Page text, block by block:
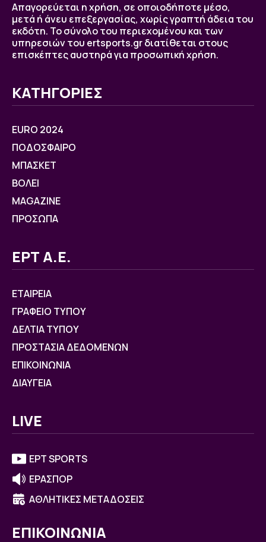
Απαγορεύεται η χρήση, σε οποιοδήποτε μέσο,
μετά ή άνευ επεξεργασίας, χωρίς γραπτή άδεια του
εκδότη. Το σύνολο του περιεχομένου και των
υπηρεσιών του ertsports.gr διατίθεται στους
επισκέπτες αυστηρά για προσωπική χρήση.
ΚΑΤΗΓΟΡΙΕΣ
EURO 2024
ΠΟΔΟΣΦΑΙΡΟ
ΜΠΑΣΚΕΤ
ΒOΛΕΙ
MAGAZINE
ΠΡΟΣΩΠΑ
ΕΡΤ Α.Ε.
ΕΤΑΙΡΕΙΑ
ΓΡΑΦΕΙΟ ΤΥΠΟΥ
ΔΕΛΤΙΑ ΤΥΠΟΥ
ΠΡΟΣΤΑΣΙΑ ΔΕΔΟΜΕΝΩΝ
ΕΠΙΚΟΙΝΩΝΙΑ
ΔΙΑΥΓΕΙΑ
LIVE
ΕΡΤ SPORTS
ΕΡΑΣΠΟΡ
ΑΘΛΗΤΙΚΕΣ ΜΕΤΑΔΟΣΕΙΣ
ΕΠΙΚΟΙΝΩΝΙΑ